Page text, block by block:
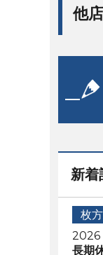
他
新着
枚
2026
長期